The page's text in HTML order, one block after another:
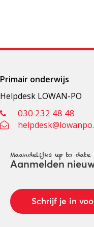
Primair onderwijs
Helpdesk LOWAN-PO
030 232 48 48
Maandelijks up to date
Aanmelden
Schrijf je in